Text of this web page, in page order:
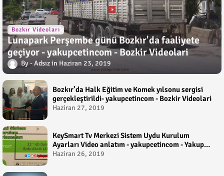
Bozkır Videoları
Lunapark Perşembe günü Bozkır'da faaliyete
geçiyor - yakupcetincom - Bozkir Videolari
Adsız Haziran 23, 2019
Bozkır’da Halk Eğitim ve Komek yılsonu sergisi
gerçekleştirildi- yakupcetincom - Bozkir Videolari
Haziran 27, 2019
KeySmart Tv Merkezi Sistem Uydu Kurulum
Ayarları Video anlatım - yakupcetincom - Yakup
Çetin
Haziran 26, 2019